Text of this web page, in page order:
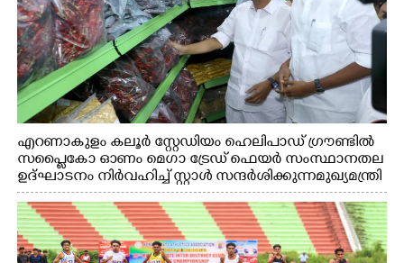
എറണാകുളം കലൂർ സ്റ്റേഡിയം ഹെലിപാഡ് ഗ്രൗണ്ടിൽ
സപ്ളൈകോ ഓണം മെഗാ ട്രേഡ് ഫെയർ സംസ്ഥാനതല
ഉദ്ഘാടനം നിർവഹിച്ച് സ്റ്റാൾ സന്ദർശിക്കുന്ന മുഖ്യമന്ത്രി
വി.ഡി. സതീശൻ. മന്ത്രി അനൂപ് ജേക്കബ് സമീപം